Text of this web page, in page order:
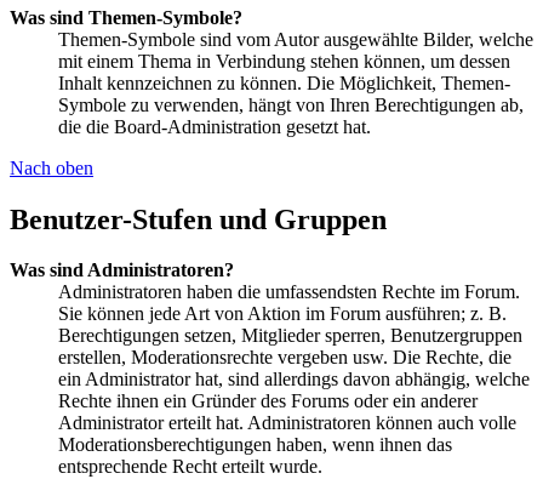
Was sind Themen-Symbole?
Themen-Symbole sind vom Autor ausgewählte Bilder, welche
mit einem Thema in Verbindung stehen können, um dessen
Inhalt kennzeichnen zu können. Die Möglichkeit, Themen-
Symbole zu verwenden, hängt von Ihren Berechtigungen ab,
die die Board-Administration gesetzt hat.
Nach oben
Benutzer-Stufen und Gruppen
Was sind Administratoren?
Administratoren haben die umfassendsten Rechte im Forum.
Sie können jede Art von Aktion im Forum ausführen; z. B.
Berechtigungen setzen, Mitglieder sperren, Benutzergruppen
erstellen, Moderationsrechte vergeben usw. Die Rechte, die
ein Administrator hat, sind allerdings davon abhängig, welche
Rechte ihnen ein Gründer des Forums oder ein anderer
Administrator erteilt hat. Administratoren können auch volle
Moderationsberechtigungen haben, wenn ihnen das
entsprechende Recht erteilt wurde.